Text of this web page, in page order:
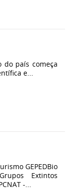
do país começa
e...
GEPEDBio
Extintos
-...